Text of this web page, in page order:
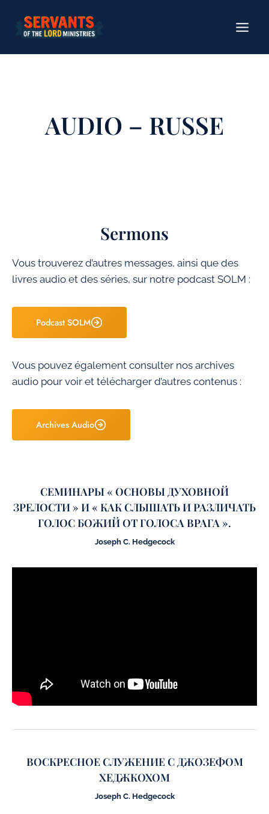
contenu
AUDIO – RUSSE
Sermons
Vous trouverez d’autres messages, ainsi que des
livres audio et des séries, sur notre podcast SOLM :
Podcast SOLM
Vous pouvez également consulter nos archives
audio pour voir et télécharger d’autres contenus :
Archives Audio
СЕМИНАРЫ « ОСНОВЫ ДУХОВНОЙ
ЗРЕЛОСТИ » И « КАК СЛЫШАТЬ И РАЗЛИЧАТЬ
ГОЛОС БОЖИЙ ОТ ГОЛОСА ВРАГА ».
Joseph C. Hedgecock
ВОСКРЕСНОЕ СЛУЖЕНИЕ С ДЖОЗЕФОМ
ХЕДЖКОХОМ
Joseph C. Hedgecock